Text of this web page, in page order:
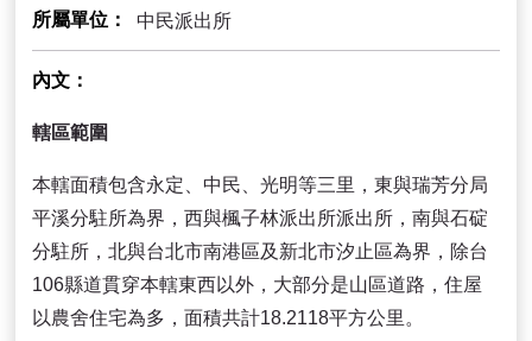
所屬單位 中民派出所
內文
轄區範圍
本轄面積包含永定、中民、光明等三里，東與瑞芳分局
平溪分駐所為界，西與楓子林派出所派出所，南與石碇
分駐所，北與台北市南港區及新北市汐止區為界，除台
106縣道貫穿本轄東西以外，大部分是山區道路，住屋
以農舍住宅為多，面積共計18.2118平方公里。